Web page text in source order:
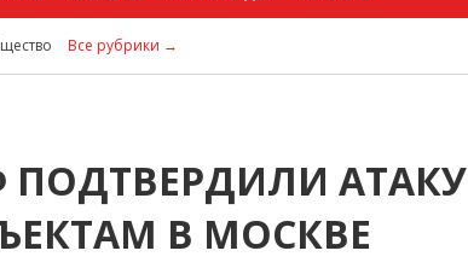
Все рубрики →
АТАКУ
В МОСКВЕ